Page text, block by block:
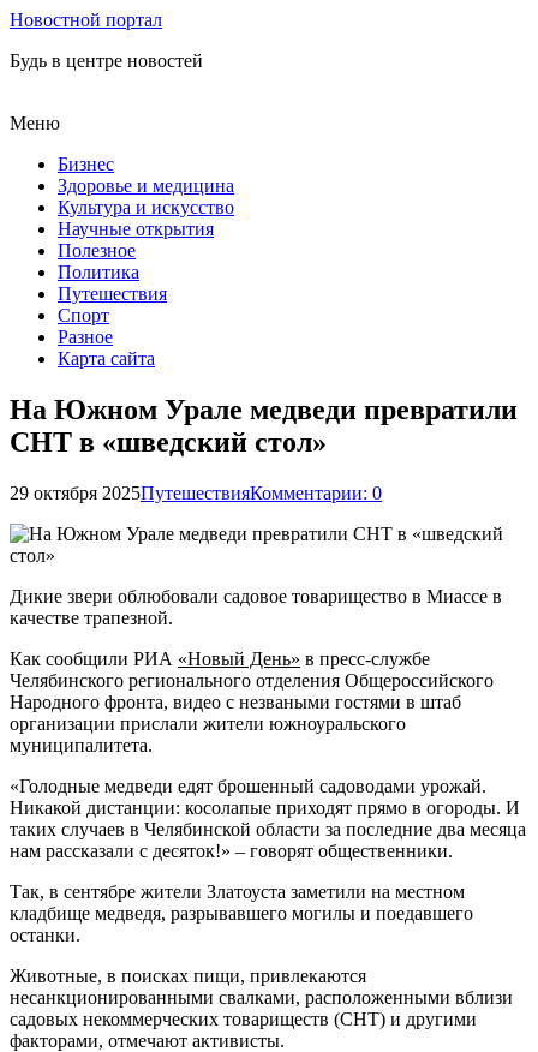
Новостной портал
Будь в центре новостей
Меню
Бизнес
Здоровье и медицина
Культура и искусство
Научные открытия
Полезное
Политика
Путешествия
Спорт
Разное
Карта сайта
На Южном Урале медведи превратили
СНТ в «шведский стол»
29 октября 2025ПутешествияКомментарии: 0
Дикие звери облюбовали садовое товарищество в Миассе в
качестве трапезной.
Как сообщили РИА «Новый День» в пресс-службе
Челябинского регионального отделения Общероссийского
Народного фронта, видео с незваными гостями в штаб
организации прислали жители южноуральского
муниципалитета.
«Голодные медведи едят брошенный садоводами урожай.
Никакой дистанции: косолапые приходят прямо в огороды. И
таких случаев в Челябинской области за последние два месяца
нам рассказали с десяток!» – говорят общественники.
Так, в сентябре жители Златоуста заметили на местном
кладбище медведя, разрывавшего могилы и поедавшего
останки.
Животные, в поисках пищи, привлекаются
несанкционированными свалками, расположенными вблизи
садовых некоммерческих товариществ (СНТ) и другими
факторами, отмечают активисты.